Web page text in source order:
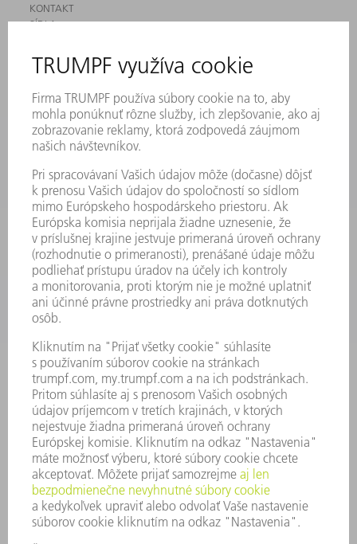
KONTAKT
SÍDLA
PRIHLÁSENIE NA ODBER NOVINIEK
KARTA BEZPEČNOSTNÝCH ÚDAJOV
STROJE & SYSTÉMY
LASER
VÝKONOVÁ ELEKTRONIKA
ELEKTRICKÉ RUČNÉ NÁRADIE
SMART FACTORY
SOFTVÉR
SLUŽBY
APLIKÁCIE
ODVETVIA
PODNIK
KARIÉRA
PONUKY PRACOVNÝCH MIEST
PROFIL FIRMY
PREDSTAVENSTVO
SPRÁVA O HOSPODÁRENÍ
FIREMNÉ PRINCÍPY
ZHODA
SYSTÉM OZNAMOVANIA
SECURITY
TLAČOVÉ SPRÁVY
ČASOPISY
STABILITA
ŽIVOTNÉ PROSTREDIE & KLÍMA
SOCIÁLNE VECI & SPOLOČNOSŤ
VEDENIE PODNIKU